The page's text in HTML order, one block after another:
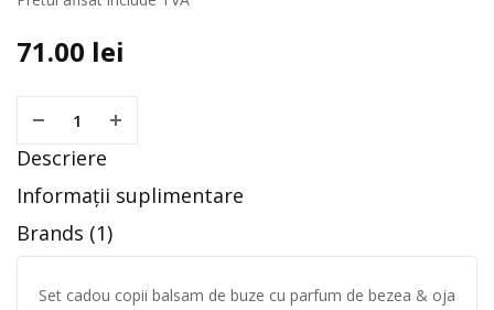
71.00 lei
Descriere
Informații suplimentare
Brands (1)
Set cadou copii balsam de buze cu parfum de bezea & oja